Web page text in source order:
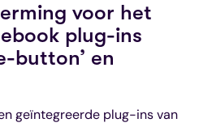
voor het
plug-ins
button’ en
geïntegreerde plug-ins van